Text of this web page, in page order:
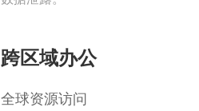
跨区域办公
全球资源访问